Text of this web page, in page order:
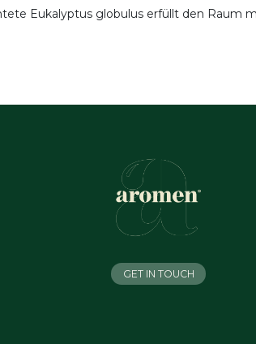
Eukalyptus globulus erfüllt den Raum
GET IN TOUCH